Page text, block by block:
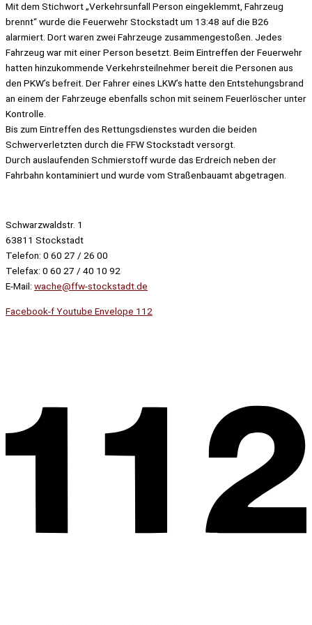
Mit dem Stichwort „Verkehrsunfall Person eingeklemmt, Fahrzeug
brennt“ wurde die Feuerwehr Stockstadt um 13:48 auf die B26
alarmiert. Dort waren zwei Fahrzeuge zusammengestoßen. Jedes
Fahrzeug war mit einer Person besetzt. Beim Eintreffen der Feuerwehr
hatten hinzukommende Verkehrsteilnehmer bereit die Personen aus
den PKW’s befreit. Der Fahrer eines LKW’s hatte den Entstehungsbrand
an einem der Fahrzeuge ebenfalls schon mit seinem Feuerlöscher unter
Kontrolle.
Bis zum Eintreffen des Rettungsdienstes wurden die beiden
Schwerverletzten durch die FFW Stockstadt versorgt.
Durch auslaufenden Schmierstoff wurde das Erdreich neben der
Fahrbahn kontaminiert und wurde vom Straßenbauamt abgetragen.
Schwarzwaldstr. 1
63811 Stockstadt
Telefon: 0 60 27 / 26 00
Telefax: 0 60 27 / 40 10 92
E-Mail: wache@ffw-stockstadt.de
Facebook-fYoutube Envelope 112